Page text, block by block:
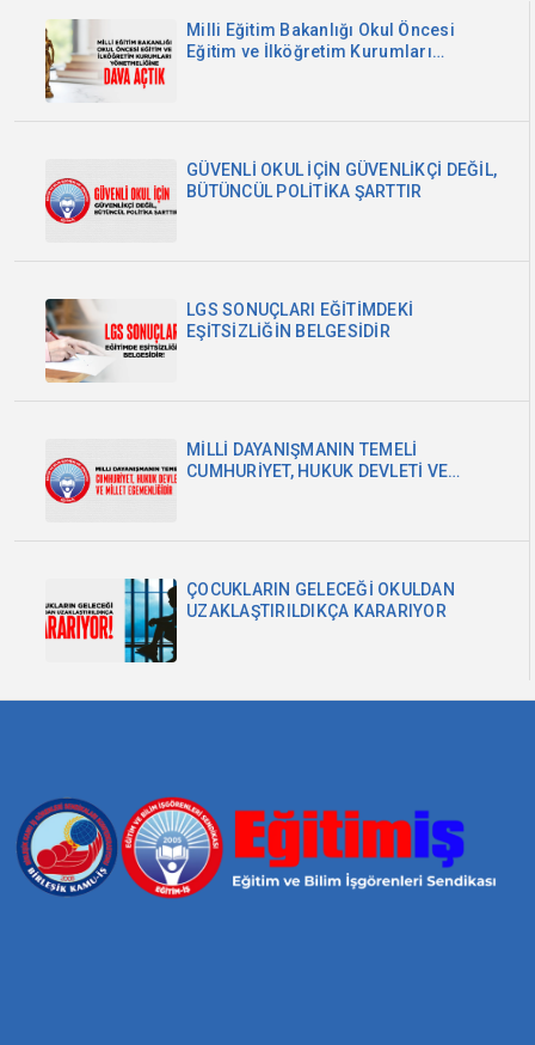
Milli Eğitim Bakanlığı Okul Öncesi
Eğitim ve İlköğretim Kurumları
GÜVENLİ OKUL İÇİN GÜVENLİKÇİ DEĞİL,
BÜTÜNCÜL POLİTİKA ŞARTTIR
LGS SONUÇLARI EĞİTİMDEKİ
EŞİTSİZLİĞİN BELGESİDİR
MİLLİ DAYANIŞMANIN TEMELİ
CUMHURİYET, HUKUK DEVLETİ VE
ÇOCUKLARIN GELECEĞİ OKULDAN
UZAKLAŞTIRILDIKÇA KARARIYOR